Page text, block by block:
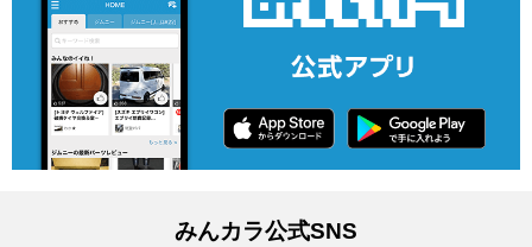
みんカラ公式SNS